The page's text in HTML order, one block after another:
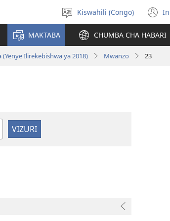
Chagua
luga
Kiswahili (Congo)
MAKTABA CHUMBA CHA HABARI
Ilirekebishwa ya 2018) Mwanzo 23